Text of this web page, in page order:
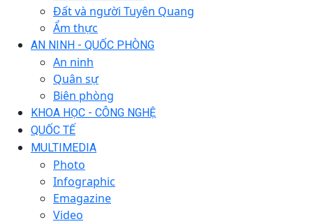
Đất và người Tuyên Quang
Ẩm thực
AN NINH - QUỐC PHÒNG
An ninh
Quân sự
Biên phòng
KHOA HỌC - CÔNG NGHỆ
QUỐC TẾ
MULTIMEDIA
Photo
Infographic
Emagazine
Video